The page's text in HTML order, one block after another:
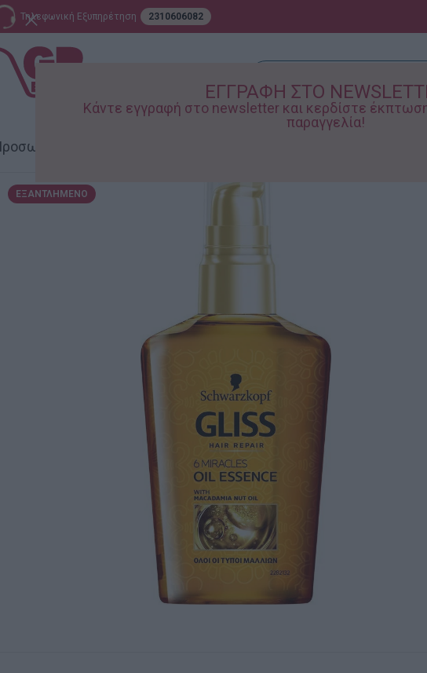
ΕΓΓΡΑΦΗ ΣΤΟ
Κάντε εγγραφή στο newsletter και κερδίστε
παραγγελία!
Τηλεφωνική Εξυπηρέτηση 2310606082
Φροντίδα
ΕΞΑΝΤΛΗΜΈΝΟ